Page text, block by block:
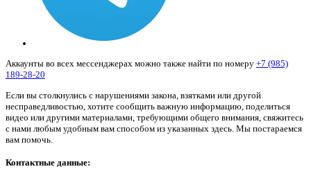
Аккаунты во всех мессенджерах можно также найти по номеру +7 (985)
189-28-20
Если вы столкнулись с нарушениями закона, взятками или другой
несправедливостью, хотите сообщить важную информацию, поделиться
видео или другими материалами, требующими общего внимания, свяжитесь
с нами любым удобным вам способом из указанных здесь. Мы постараемся
вам помочь.
Контактные данные: